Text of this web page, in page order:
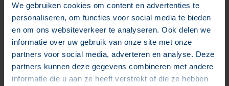
We gebruiken cookies om content en advertenties te
personaliseren, om functies voor social media te bieden
en om ons websiteverkeer te analyseren. Ook delen we
informatie over uw gebruik van onze site met onze
partners voor social media, adverteren en analyse. Deze
partners kunnen deze gegevens combineren met andere
informatie die u aan ze heeft verstrekt of die ze hebben
Mehr lesen "
Über die mentale
Marketingschwelle treten: 4 ehrliche
Tipps für Reitsport-Unternehmer